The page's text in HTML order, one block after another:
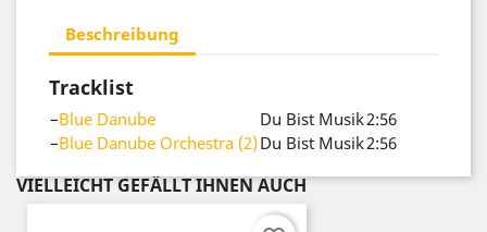
Beschreibung
Tracklist
–Blue Danube Du Bist Musik2:56
–Blue Danube Orchestra (2)Du Bist Musik2:56
VIELLEICHT GEFÄLLT IHNEN AUCH